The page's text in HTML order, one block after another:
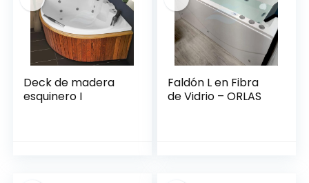
Deck de madera
esquinero I
Faldón L en Fibra
de Vidrio – ORLAS